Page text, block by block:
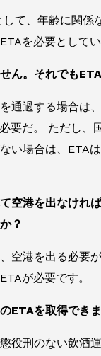
て、年齢に関係
を必要としてい
ん。それでも
通過する場合は
要だ。 ただし、
い場合は、ETA
空港を出なけれ
？
空港を出る必要
が必要です。
ETAを取得でき
役刑のない飲酒